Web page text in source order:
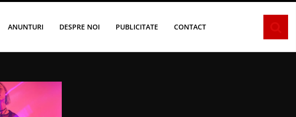
ANUNTURI DESPRE NOI PUBLICITATE CONTACT